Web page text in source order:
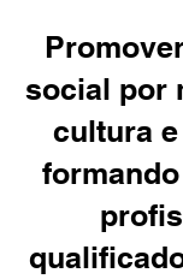
social por
cultura